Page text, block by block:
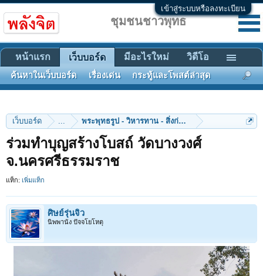
เข้าสู่ระบบหรือลงทะเบียน
เว็บบอร์ด ... พระพุทธรูป - วิหารทาน - สิ่งก่อสร้าง
ร่วมทําบุญสร้างโบสถ์ วัดบางวงศ์
จ.นครศรีธรรมราช
แท็ก: เพิ่มแท็ก
ศิษย์รุ่นจิ๋ว
นิพพานัง ปัจจโยโหตุ
ชุมชนชาวพุทธ
หน้าแรก เว็บบอร์ด
ค้นหาในเว็บบอร์ด เรื่องเด่น กระทู้และโพสต์ล่าสุด
มีอะไรใหม่ วิดีโอ